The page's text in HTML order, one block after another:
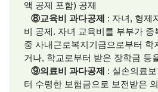
액 공제 포함) 공제
⑧교육비 과다공제
: 자녀, 형제
비 공제. 자녀 교육비를 부부가 중
중 사내근로복지기금으로부터 학
거나, 학교로부터 받은 장학금 등
⑨의료비 과다공제
: 실손의료
터 수령한 보험금으로 보전받은